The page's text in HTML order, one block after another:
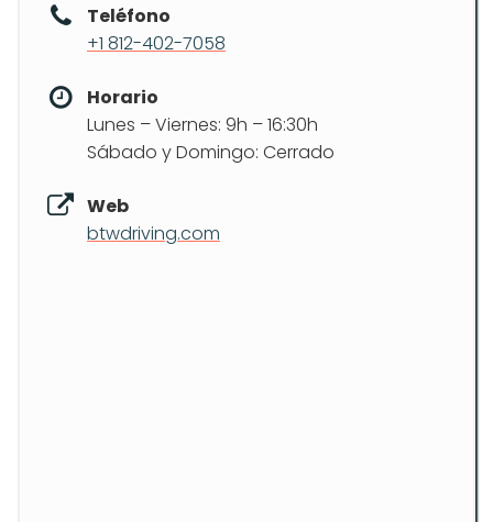
Teléfono
+1 812-402-7058
Horario
Lunes – Viernes: 9h – 16:30h
Sábado y Domingo: Cerrado
Web
btwdriving.com